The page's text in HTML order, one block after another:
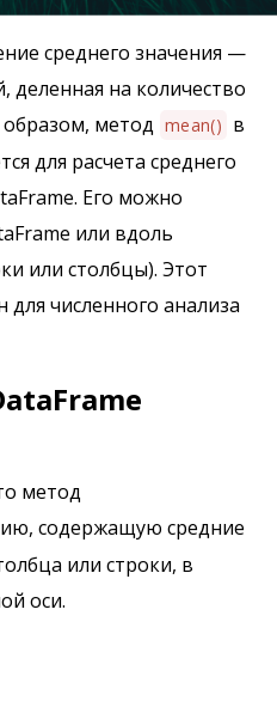
среднего значения —
деленная на количество
метод mean() в
для расчета среднего
Его можно
или вдоль
или столбцы). Этот
численного анализа
метод
содержащую средние
или строки, в
оси.